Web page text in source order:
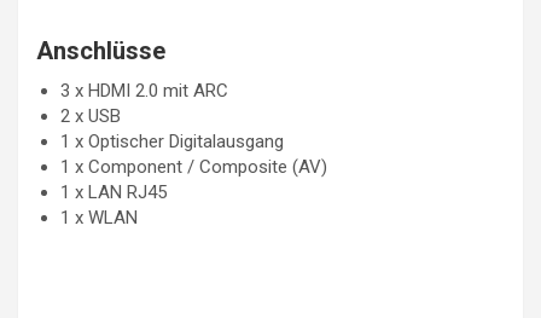
Anschlüsse
3 x HDMI 2.0 mit ARC
2 x USB
1 x Optischer Digitalausgang
1 x Component / Composite (AV)
1 x LAN RJ45
1 x WLAN